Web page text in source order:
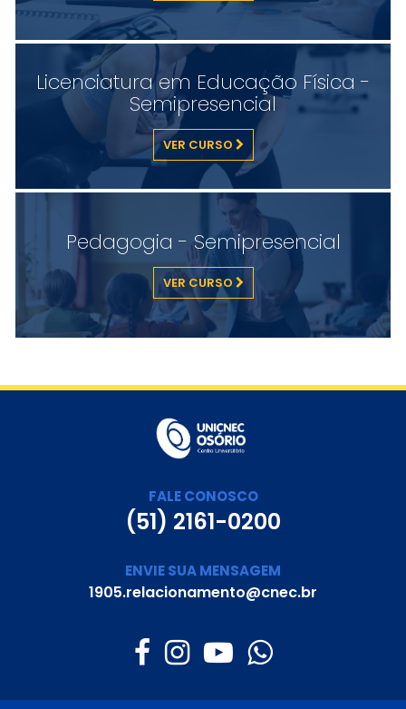
Licenciatura em Educação Física -
Semipresencial
VER CURSO
Pedagogia - Semipresencial
VER CURSO
FALE CONOSCO
(51) 2161-0200
ENVIE SUA MENSAGEM
1905.relacionamento@cnec.br